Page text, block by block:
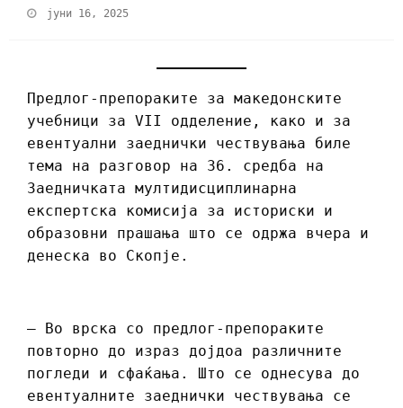
јуни 16, 2025
Предлог-препораките за македонските
учебници за VII одделение, како и за
евентуални заеднички чествувања биле
тема на разговор на 36. средба на
Заедничката мултидисциплинарна
експертска комисија за историски и
образовни прашања што се одржа вчера и
денеска во Скопје.
– Во врска со предлог-препораките
повторно до израз дојдоа различните
погледи и сфаќања. Што се однесува до
евентуалните заеднички чествувања се